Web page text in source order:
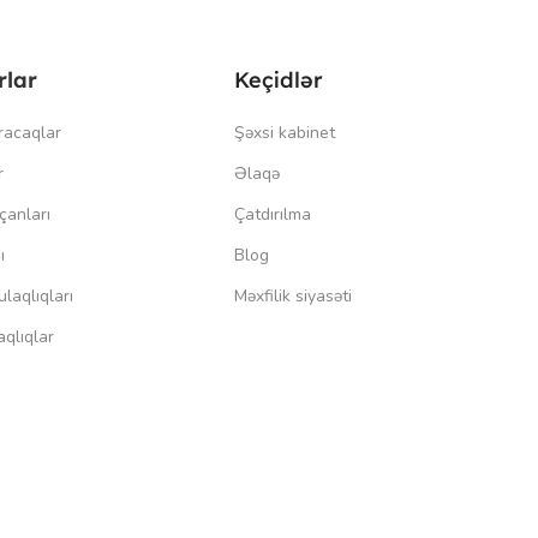
Keçidlər
Şəxsi kabinet
Əlaqə
Çatdırılma
Blog
Məxfilik siyasəti